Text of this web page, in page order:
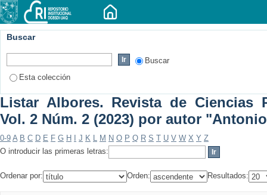
Buscar
Buscar
Esta colección
Listar Albores. Revista de Ciencias
Vol. 2 Núm. 2 (2023) por autor
0-9 A B C D E F G H J K L M N O P Q R S T U V W X Y Z
O introducir las primeras letras:
Ordenar por: Orden: Resultados: